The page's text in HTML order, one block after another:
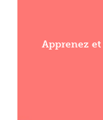
Apprenez